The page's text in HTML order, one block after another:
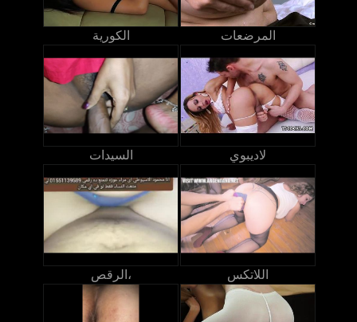
الكورية المرضعات
السيدات لاديبوي
الرقص، اللاتكس